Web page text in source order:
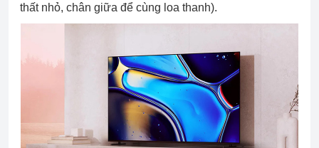
thất nhỏ, chân giữa để cùng loa thanh).